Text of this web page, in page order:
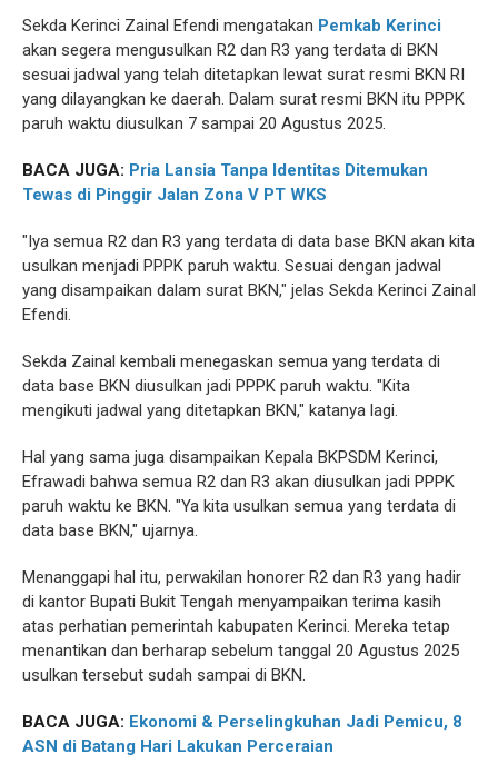
Sekda Kerinci Zainal Efendi mengatakan Pemkab Kerinci
akan segera mengusulkan R2 dan R3 yang terdata di BKN
sesuai jadwal yang telah ditetapkan lewat surat resmi BKN RI
yang dilayangkan ke daerah. Dalam surat resmi BKN itu PPPK
paruh waktu diusulkan 7 sampai 20 Agustus 2025.
BACA JUGA: Pria Lansia Tanpa Identitas Ditemukan
Tewas di Pinggir Jalan Zona V PT WKS
"Iya semua R2 dan R3 yang terdata di data base BKN akan kita
usulkan menjadi PPPK paruh waktu. Sesuai dengan jadwal
yang disampaikan dalam surat BKN," jelas Sekda Kerinci Zainal
Efendi.
Sekda Zainal kembali menegaskan semua yang terdata di
data base BKN diusulkan jadi PPPK paruh waktu. "Kita
mengikuti jadwal yang ditetapkan BKN," katanya lagi.
Hal yang sama juga disampaikan Kepala BKPSDM Kerinci,
Efrawadi bahwa semua R2 dan R3 akan diusulkan jadi PPPK
paruh waktu ke BKN. "Ya kita usulkan semua yang terdata di
data base BKN," ujarnya.
Menanggapi hal itu, perwakilan honorer R2 dan R3 yang hadir
di kantor Bupati Bukit Tengah menyampaikan terima kasih
atas perhatian pemerintah kabupaten Kerinci. Mereka tetap
menantikan dan berharap sebelum tanggal 20 Agustus 2025
usulkan tersebut sudah sampai di BKN.
BACA JUGA: Ekonomi & Perselingkuhan Jadi Pemicu, 8
ASN di Batang Hari Lakukan Perceraian